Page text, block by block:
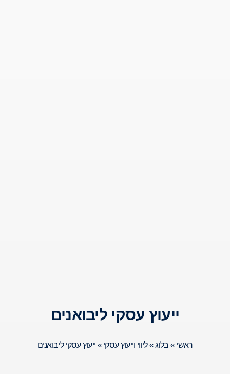
ייעוץ עסקי ליבואנים
ראשי» בלוג»ליווי וייעוץ עסקי» ייעוץ עסקי ליבואנים